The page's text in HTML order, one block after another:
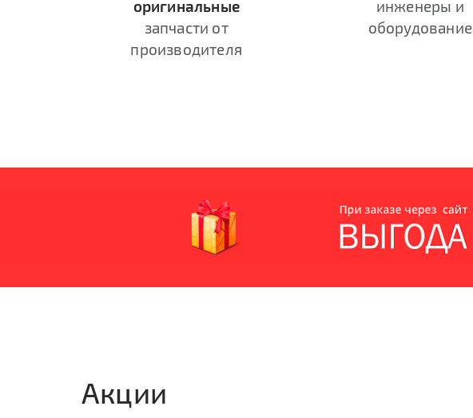
оригинальные
запчасти от
производителя
инженеры и
оборудование
Акции